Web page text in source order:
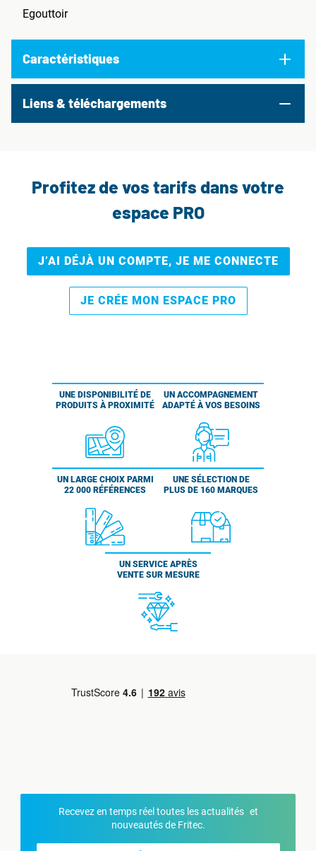
Egouttoir
Caractéristiques
Liens & téléchargements
Profitez de vos tarifs dans votre
espace PRO
J’AI DÉJÀ UN COMPTE, JE ME CONNECTE
JE CRÉE MON ESPACE PRO
UNE DISPONIBILITÉ DE
PRODUITS À PROXIMITÉ
UN ACCOMPAGNEMENT
ADAPTÉ À VOS BESOINS
UN LARGE CHOIX PARMI
22 000 RÉFÉRENCES
UNE SÉLECTION DE
PLUS DE 160 MARQUES
UN SERVICE APRÈS
VENTE SUR MESURE
Recevez en temps réel toutes les actualités et
nouveautés de Fritec.